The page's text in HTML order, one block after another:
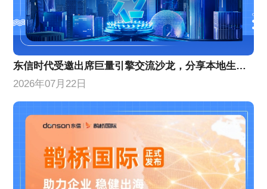
东信时代受邀出席巨量引擎交流沙龙，分享本地生活增量策略
2026年07月22日